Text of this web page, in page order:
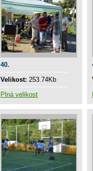
40.
Velikost: 253.74Kb
Plná velikost